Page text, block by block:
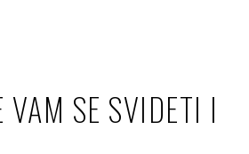
VAM SE SVIDETI I